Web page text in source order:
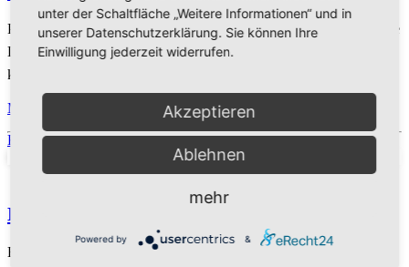
Praktische und ganzheitliche Gesundheitsprinzipien bieten hilfreiche
Lösungen an, wie Sie Ihr Leben neu entdecken und bereichern
können.
Mehr
Kinder
Einfach erklärt
Biblische Themen und Geschichten werden Kindern auf einfache
unter der Schaltfläche „Weitere Informationen“ und in
unserer Datenschutzerklärung. Sie können Ihre
Einwilligung jederzeit widerrufen.
Akzeptieren
Ablehnen
mehr
Powered by &